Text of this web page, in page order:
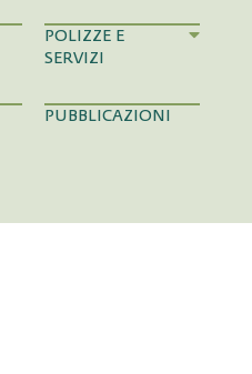
POLIZZE E
SERVIZI
PUBBLICAZIONI